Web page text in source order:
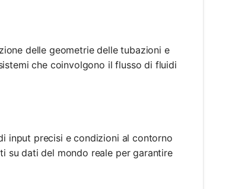
delle geometrie delle tubazioni e
che coinvolgono il flusso di fluidi
input precisi e condizioni al contorno
su dati del mondo reale per garantire